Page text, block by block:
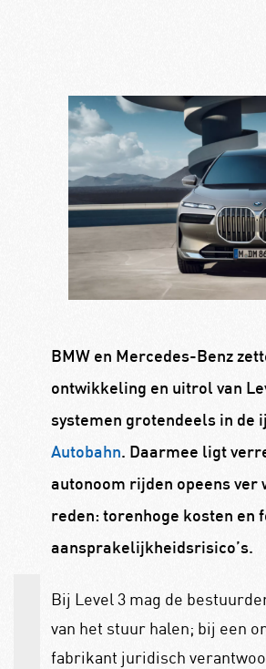
BMW en Mercedes-Benz
ontwikkeling en uitrol van
systemen grotendeels in de
Autobahn. Daarmee ligt
autonoom rijden opeens ver
reden: torenhoge kosten en
aansprakelijkheidsrisico’s.
Bij Level 3 mag de
van het stuur halen; bij een
fabrikant juridisch